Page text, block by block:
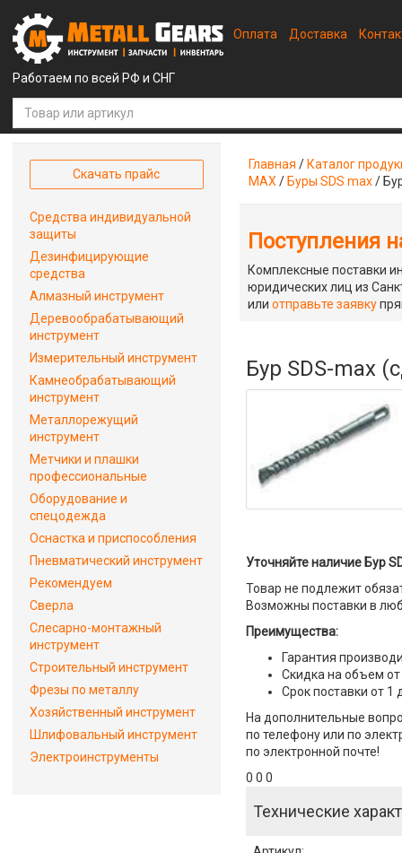
Работаем по всей РФ и СНГ
Оплата Доставка
Главная / Каталог
MAX / Буры SDS max/
Поступления
Комплексные поставки
юридических лиц из
илиотправьте заявку
Бур SDS-max
Уточняйте наличие Бур
Товар не подлежит
Возможны поставки в
Преимущества:
Гарантия
Скидка на объем от
Срок поставки от 1
На дополнительные
по телефону или по
по электронной почте!
0 0 0
Технические
Скачать прайс
Средства индивидуальной
защиты
Дезинфицирующие
средства
Алмазный инструмент
Деревообрабатывающий
инструмент
Измерительный инструмент
Камнеобрабатывающий
инструмент
Металлорежущий
инструмент
Метчики и плашки
профессиональные
Оборудование и
спецодежда
Оснастка и приспособления
Пневматический инструмент
Рекомендуем
Сверла
Слесарно-монтажный
инструмент
Строительный инструмент
Фрезы по металлу
Хозяйственный инструмент
Шлифовальный инструмент
Электроинструменты